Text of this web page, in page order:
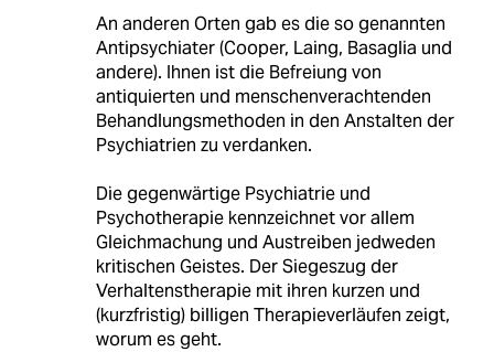
An anderen Orten gab es die so genannten
Antipsychiater (Cooper, Laing, Basaglia und
andere). Ihnen ist die Befreiung von
antiquierten und menschenverachtenden
Behandlungsmethoden in den Anstalten der
Psychiatrien zu verdanken.
Die gegenwärtige Psychiatrie und
Psychotherapie kennzeichnet vor allem
Gleichmachung und Austreiben jedweden
kritischen Geistes. Der Siegeszug der
Verhaltenstherapie mit ihren kurzen und
(kurzfristig) billigen Therapieverläufen zeigt,
worum es geht.